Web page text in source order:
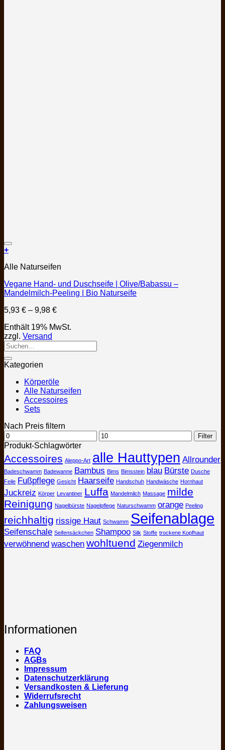
+
Produkt
mehrere
Varianten
Die
können
auf
der
Produktseite
gewählt
Alle Naturseifen
Vegane Hand- und Duschseife | Olive/Babassu –
Mandelmilch-Peeling | Bio Naturseife
5,93 € – 9,98 €Preisspanne:
bis
Enthält 19% MwSt.
zzgl. Versand
Kategorien
Körperöle
Alle Naturseifen
Accessoires
Sets
Nach Preis filtern
Min.
Preis
Max.
Preis
Filter
Produkt-Schlagwörter
Accessoires Aleppo-Art alle Hauttypen Allrounder
Badeschwamm Badewanne Bambus Bims Bimsstein blau Bürste Dusche
Feile Fußpflege Gesicht Haarseife Handschuh Handwäsche Hornhaut
Juckreiz Körper Levantiner Luffa Mandelmilch Massage milde
Reinigung Nagelbürste Nagelpflege Naturschwamm orange Peeling
reichhaltig rissige Haut Schwamm Seifenablage
Seifenschale Seifensäckchen Shampoo Silk Stoffe trockene Kopfhaut
verwöhnend waschen wohltuend Ziegenmilch
Informationen
FAQ
AGBs
Impressum
Datenschutzerklärung
Versandkosten & Lieferung
Widerrufsrecht
Zahlungsweisen